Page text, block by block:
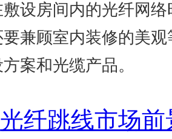
设房间内的光纤网
兼顾室内装修的美
案和光缆产品。
光纤跳线市场